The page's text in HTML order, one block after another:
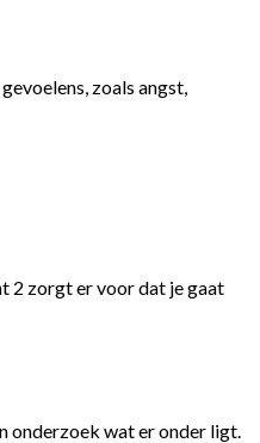
zoals angst,
2 zorgt er voor dat je gaat
onderzoek wat er onder ligt.